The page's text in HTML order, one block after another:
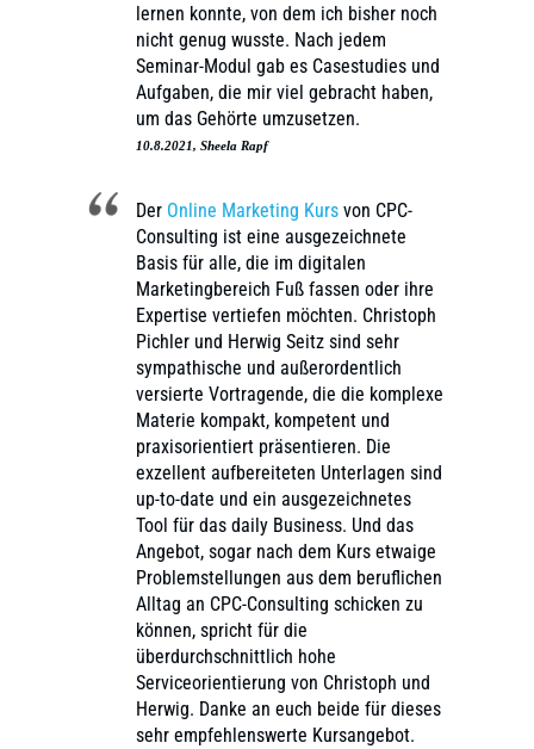
lernen konnte, von dem ich bisher noch
nicht genug wusste. Nach jedem
Seminar-Modul gab es Casestudies und
Aufgaben, die mir viel gebracht haben,
um das Gehörte umzusetzen.
10.8.2021, Sheela Rapf
Der Online Marketing Kurs von CPC-
Consulting ist eine ausgezeichnete
Basis für alle, die im digitalen
Marketingbereich Fuß fassen oder ihre
Expertise vertiefen möchten. Christoph
Pichler und Herwig Seitz sind sehr
sympathische und außerordentlich
versierte Vortragende, die die komplexe
Materie kompakt, kompetent und
praxisorientiert präsentieren. Die
exzellent aufbereiteten Unterlagen sind
up-to-date und ein ausgezeichnetes
Tool für das daily Business. Und das
Angebot, sogar nach dem Kurs etwaige
Problemstellungen aus dem beruflichen
Alltag an CPC-Consulting schicken zu
können, spricht für die
überdurchschnittlich hohe
Serviceorientierung von Christoph und
Herwig. Danke an euch beide für dieses
sehr empfehlenswerte Kursangebot.